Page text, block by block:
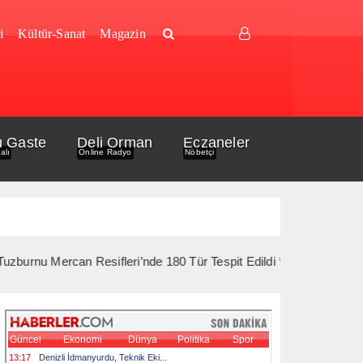
Kültür-Sanat Magazin
Gaste Deli Orman
Online Radyo
Eczaneler
Nöbetçi
Resifleri’nde 180 Tür Tespit Edildi *** 10 Ağustos’ta